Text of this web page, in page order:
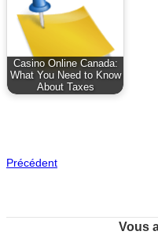
Casino Online Canada:
What You Need to Know
About Taxes
Précédent
Vous